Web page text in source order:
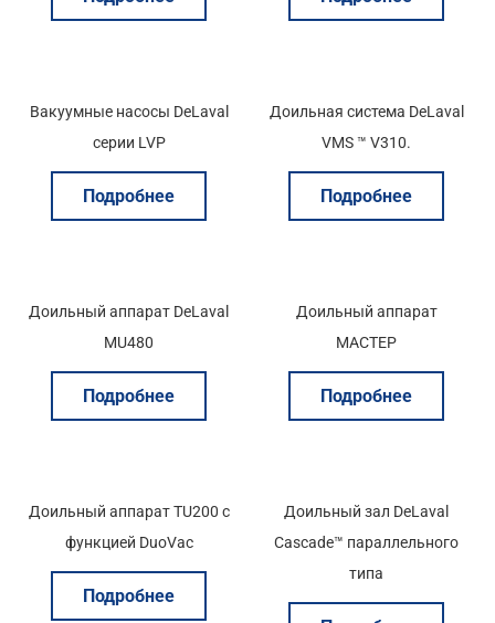
Вакуумные насосы DeLaval
серии LVP
Подробнее
Доильная система DeLaval
VMS ™ V310.
Подробнее
Доильный аппарат DeLaval
MU480
Подробнее
Доильный аппарат
МАСТЕР
Подробнее
Доильный аппарат ТU200 с
функцией DuoVac
Подробнее
Доильный зал DeLaval
Cascade™ параллельного
типа